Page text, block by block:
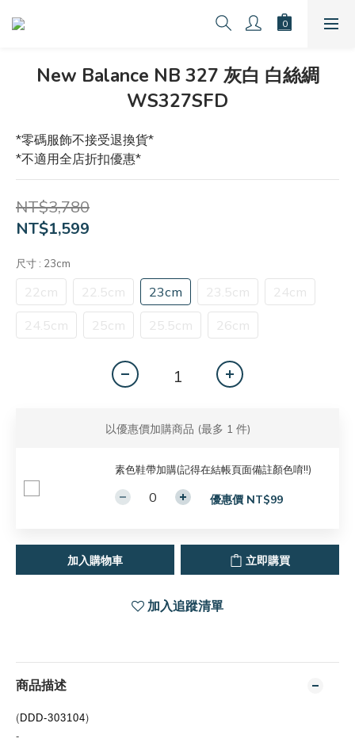
New Balance NB 327 灰白 白絲綢
WS327SFD
*零碼服飾不接受退換貨*
*不適用全店折扣優惠*
NT$3,780
NT$1,599
尺寸 : 23cm
22cm 22.5cm 23cm 23.5cm 24cm
24.5cm 25cm 25.5cm 26cm
以優惠價加購商品 (最多 1 件)
素色鞋帶加購(記得在結帳頁面備註顏色唷!!)
優惠價 NT$99
加入購物車 立即購買
加入追蹤清單
商品描述
( DDD-303104)
-